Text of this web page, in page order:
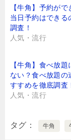
【牛角】予約がで
当日予約はできる
調査！
人気・流行
【牛角】食べ放題
ない？食べ放題の
すすめを徹底調査
人気・流行
タグ 牛角